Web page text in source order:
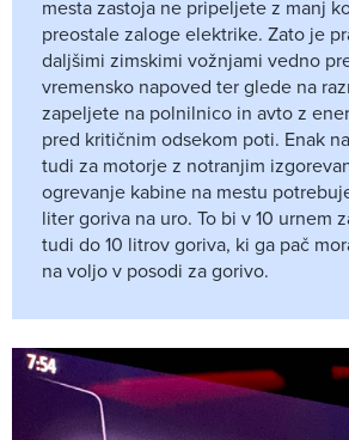
mesta zastoja ne pripeljete z manj
preostale zaloge elektrike. Zato je
daljšimi zimskimi vožnjami vedno
vremensko napoved ter glede na
zapeljete na polnilnico in avto z
pred kritičnim odsekom poti. Enak
tudi za motorje z notranjim
ogrevanje kabine na mestu
liter goriva na uro. To bi v 10 urnem
tudi do 10 litrov goriva, ki ga pač
na voljo v posodi za gorivo.